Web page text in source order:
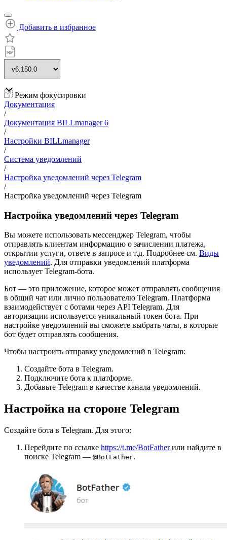
Добавить в избранное
Режим фокусировки
Документация
/
Документация BILLmanager 6
/
Настройки BILLmanager
/
Система уведомлений
/
Настройка уведомлений через Telegram
/
Настройка уведомлений через Telegram
Настройка уведомлений через Telegram
Вы можете использовать мессенджер Telegram, чтобы
отправлять клиентам информацию о зачислении платежа,
открытии услуги, ответе в запросе и т.д. Подробнее см. Виды
уведомлений. Для отправки уведомлений платформа
использует Telegram-бота.
Бот — это приложение, которое может отправлять сообщения
в общий чат или лично пользователю Telegram. Платформа
взаимодействует с ботами через API Telegram. Для
авторизации используется уникальный токен бота. При
настройке уведомлений вы сможете выбрать чаты, в которые
бот будет отправлять сообщения.
Чтобы настроить отправку уведомлений в Telegram:
Создайте бота в Telegram.
Подключите бота к платформе.
Добавьте Telegram в качестве канала уведомлений.
Настройка на стороне Telegram
Создайте бота в Telegram. Для этого:
Перейдите по ссылке https://t.me/BotFatherили найдите в
поиске Telegram — @BotFather.